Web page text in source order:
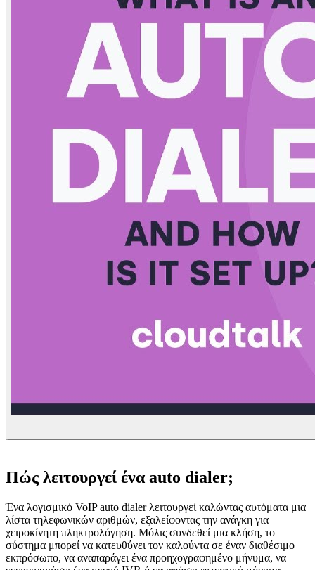
Πώς λειτουργεί ένα auto dialer;
Ένα λογισμικό VoIP auto dialer λειτουργεί καλώντας αυτόματα μια
λίστα τηλεφωνικών αριθμών, εξαλείφοντας την ανάγκη για
χειροκίνητη πληκτρολόγηση. Μόλις συνδεθεί μια κλήση, το
σύστημα μπορεί να κατευθύνει τον καλούντα σε έναν διαθέσιμο
εκπρόσωπο, να αναπαράγει ένα προηχογραφημένο μήνυμα, να